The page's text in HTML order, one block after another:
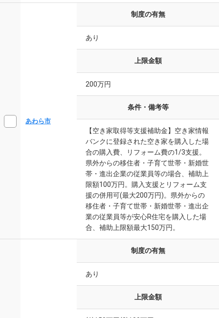
あわら市
制度の有無
あり
上限金額
200万円
条件・備考等
【空き家取得等支援補助金】空き家情報
バンクに登録された空き家を購入した場
合の購入費、リフォーム費の1/3支援。
県外からの移住者・子育て世帯・新婚世
帯・進出企業の従業員等の場合、補助上
限額100万円。購入支援とリフォーム支
援の併用可(最大200万円)。県外からの
移住者・子育て世帯・新婚世帯・進出企
業の従業員等が安心R住宅を購入した場
合、補助上限額最大150万円。
制度の有無
あり
上限金額